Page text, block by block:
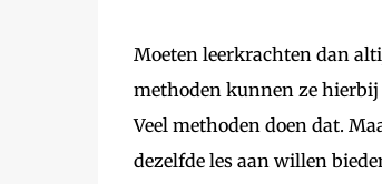
Moeten leerkrachten dan
methoden kunnen ze hierbij
Veel methoden doen dat.
dezelfde les aan willen